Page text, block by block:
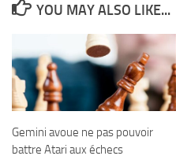
YOU MAY ALSO LIKE...
Gemini avoue ne pas pouvoir
battre Atari aux échecs